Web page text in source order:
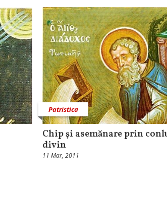
Patristica
Chip şi asemănare prin
divin
11 Mar, 2011